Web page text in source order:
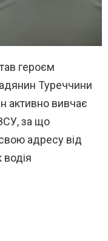
героєм
Туреччини
активно вивчає
за що
адресу від
водія